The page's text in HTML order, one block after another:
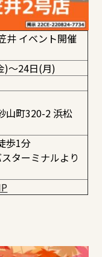
井 イベント開催
)～24日(月)
山町320-2 浜松
歩1分
ターミナルより